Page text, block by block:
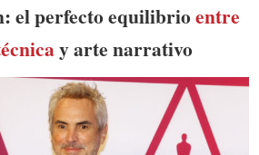
el perfecto equilibrioentre
y arte narrativo